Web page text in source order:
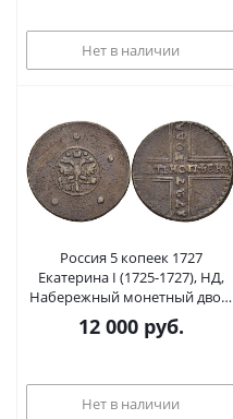
Нет в наличии
Россия 5 копеек 1727
Екатерина I (1725-1727), НД,
Набережный монетный двор,
хвост орла узкий, вес 19,71 гр.
Биткин 283 медь 00-816-11
12 000руб.
Нет в наличии